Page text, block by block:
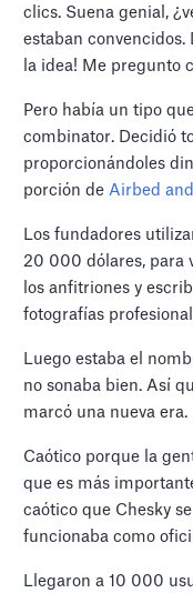
clics. Suena genial,
estaban convencidos.
la idea! Me pregunto
Pero había un tipo
combinator. Decidió
proporcionándoles
porción deAirbed
Los fundadores
20 000 dólares, para
los anfitriones y
fotografías
Luego estaba el
no sonaba bien. Así
marcó una nueva era.
Caótico porque la
que es más
caótico que Chesky
funcionaba como
Llegaron a 10 000